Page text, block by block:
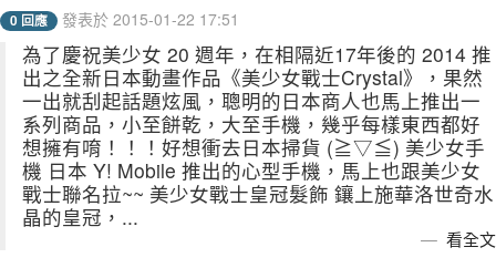
0 回應 發表於 2015-01-22 17:51
為了慶祝美少女 20 週年，在相隔近17年後的 2014 推
出之全新日本動畫作品《美少女戰士Crystal》，果然
一出就刮起話題炫風，聰明的日本商人也馬上推出一
系列商品，小至餅乾，大至手機，幾乎每樣東西都好
想擁有唷！！！好想衝去日本掃貨 (≧▽≦) 美少女手
機 日本 Y! Mobile 推出的心型手機，馬上也跟美少女
戰士聯名拉~~ 美少女戰士皇冠髮飾 鑲上施華洛世奇水
晶的皇冠，...
看全文